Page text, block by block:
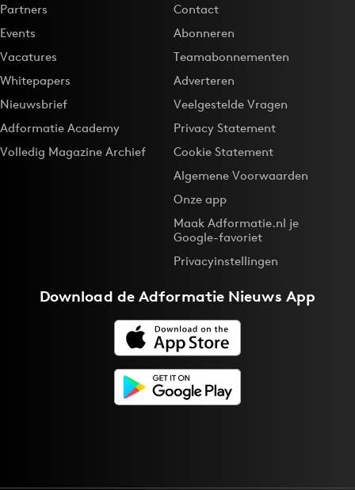
Partners
Events
Vacatures
Whitepapers
Nieuwsbrief
Adformatie Academy
Volledig Magazine Archief
Contact
Abonneren
Teamabonnementen
Adverteren
Veelgestelde Vragen
Privacy Statement
Cookie Statement
Algemene Voorwaarden
Onze app
Maak Adformatie.nl je
Google-favoriet
Privacyinstellingen
Download deAdformatie Nieuws App